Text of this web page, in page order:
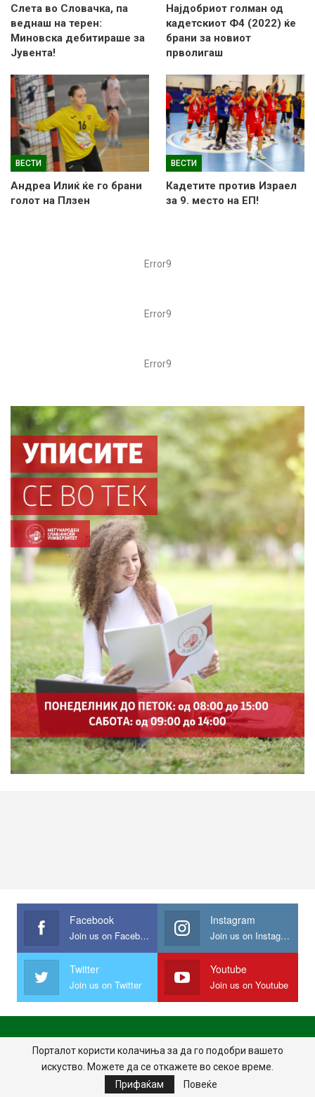
Слетa во Словачка, па
веднаш на терен:
Миновска дебитираше за
Јувента!
Најдобриот голман од
кадетскиот Ф4 (2022) ќе
брани за новиот
прволигаш
ВЕСТИ
Андреа Илиќ ќе го брани
голот на Плзен
ВЕСТИ
Кадетите против Израел
за 9. место на ЕП!
Error9
Error9
Error9
Facebook
Join us on Facebook
Instagram
Join us on Instagram
Twitter
Join us on Twitter
Youtube
Join us on Youtube
ПОЧЕТНА ПОЛИТИКА НА ПРИВАТНОСТ
ИМПРЕСУМ
ПРАВИЛА НА КОРИСТЕЊЕ
Порталот користи колачиња за да го подобри вашето
искуство. Можете да се откажете во секое време.
Прифаќам
Повеќе